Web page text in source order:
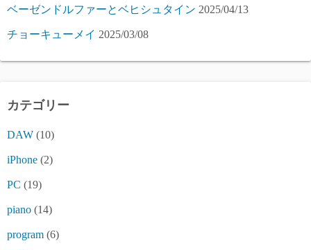
ベーゼンドルファーとベヒシュタイン 2025/04/13
チョーキューメイ 2025/03/08
カテゴリー
DAW (10)
iPhone (2)
PC (19)
piano (14)
program (6)